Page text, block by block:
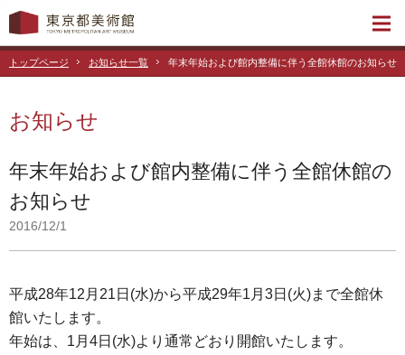
トップページ お知らせ一覧 年末年始および館内整備に伴う全館休館のお知らせ
お知らせ
年末年始および館内整備に伴う全館休館の
お知らせ
2016/12/1
平成28年12月21日(水)から平成29年1月3日(火)まで全館休
館いたします。
年始は、1月4日(水)より通常どおり開館いたします。